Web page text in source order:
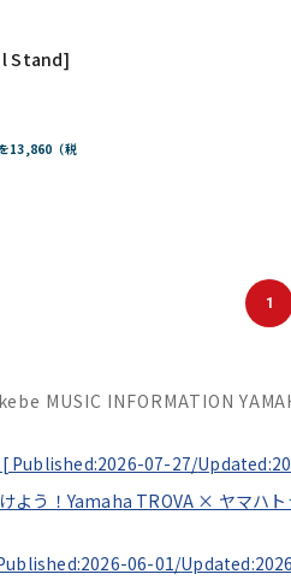
Stand]
13,860（税
1
MUSIC INFORMATION
Published:2026-07-27/
よう！Yamaha TROVA × ヤマ
06-01/